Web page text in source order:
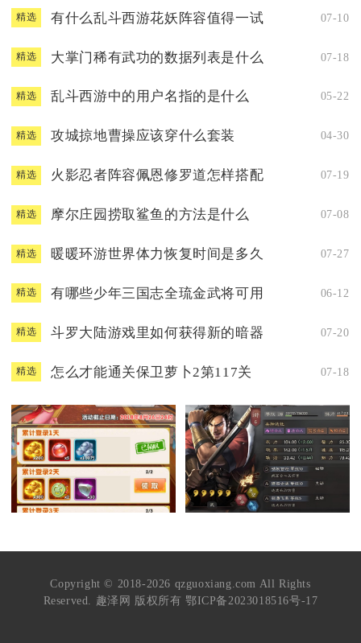
精选 有什么乱斗西游花妖阵容值得一试 07-10
精选 大掌门稀有武功的数据列表是什么 07-18
精选 乱斗西游中的用户名指的是什么 05-22
精选 攻城掠地曹操应该穿什么套装 04-30
精选 火影忍者阵容佩恩修罗道怎样搭配 07-19
精选 摩尔庄园捞取鲨鱼的方法是什么 07-08
精选 暖暖环游世界体力恢复时间是多久 07-27
精选 有哪些少年三国志全琉金武将可用 06-12
精选 斗罗大陆游戏里如何获得新的暗器 07-20
精选 怎么才能通关保卫萝卜2第117关 07-18
Copyright © 2018-2026 qzguoxiang.com All Rights
Reserved. 趣泽网 版权所有 鄂ICP备2023018516号-17